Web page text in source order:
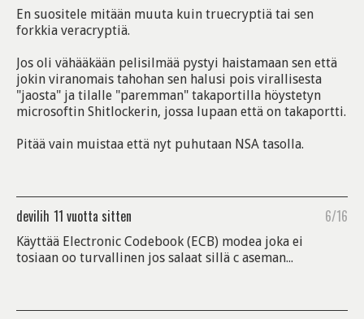
En suositele mitään muuta kuin truecryptiä tai sen
forkkia veracryptiä.
Jos oli vähääkään pelisilmää pystyi haistamaan sen että
jokin viranomais tahohan sen halusi pois virallisesta
"jaosta" ja tilalle "paremman" takaportilla höystetyn
microsoftin Shitlockerin, jossa lupaan että on takaportti.
Pitää vain muistaa että nyt puhutaan NSA tasolla.
devilih 11 vuotta sitten 6/16
Käyttää Electronic Codebook (ECB) modea joka ei
tosiaan oo turvallinen jos salaat sillä c aseman...